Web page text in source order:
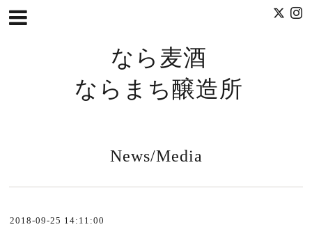
なら麦酒
ならまち醸造所
News/Media
2018-09-25 14:11:00